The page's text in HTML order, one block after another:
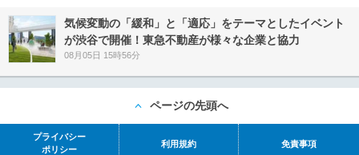
気候変動の「緩和」と「適応」をテーマとしたイベント
が渋谷で開催！東急不動産が様々な企業と協力
08月05日 15時56分
ページの先頭へ
プライバシー
ポリシー
利用規約 免責事項